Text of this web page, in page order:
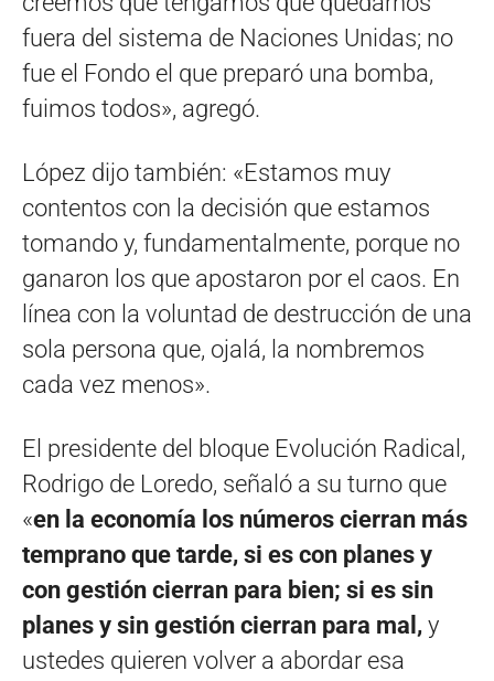
fuera del sistema de Naciones Unidas; no
fue el Fondo el que preparó una bomba,
fuimos todos», agregó.
López dijo también: «Estamos muy
contentos con la decisión que estamos
tomando y, fundamentalmente, porque no
ganaron los que apostaron por el caos. En
línea con la voluntad de destrucción de una
sola persona que, ojalá, la nombremos
cada vez menos».
El presidente del bloque Evolución Radical,
Rodrigo de Loredo, señaló a su turno que
«en la economía los números cierran más
temprano que tarde, si es con planes y
con gestión cierran para bien; si es sin
planes y sin gestión cierran para mal, y
ustedes quieren volver a abordar esa